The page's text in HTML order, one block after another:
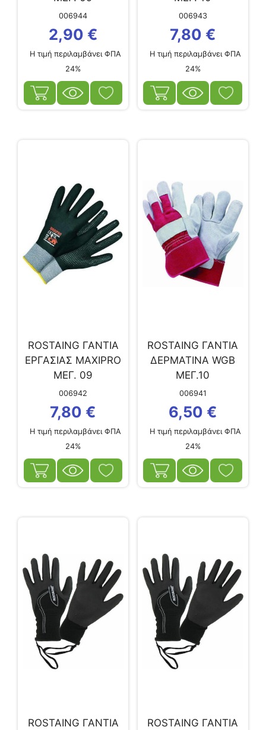
006944
2,90 €
Η τιμή περιλαμβάνει ΦΠΑ
24%
006943
7,80 €
Η τιμή περιλαμβάνει ΦΠΑ
24%
ROSTAING ΓΑΝΤΙΑ
ΕΡΓΑΣΙΑΣ MAXIPRO
ΜΕΓ. 09
006942
7,80 €
Η τιμή περιλαμβάνει ΦΠΑ
24%
ROSTAING ΓΑΝΤΙΑ
ΔΕΡΜΑΤΙΝΑ WGB
ΜΕΓ.10
006941
6,50 €
Η τιμή περιλαμβάνει ΦΠΑ
24%
ROSTAING ΓΑΝΤΙΑ
ROSTAING ΓΑΝΤΙΑ